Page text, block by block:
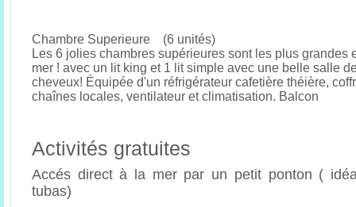
Chambre Superieure (6 unités)
Les 6 jolies chambres supérieures sont les plus grandes
mer ! avec un lit king et 1 lit simple avec une belle salle
cheveux! Équipée d'un réfrigérateur cafetière théière,
chaînes locales, ventilateur et climatisation. Balcon
Activités gratuites
Accés direct à la mer par un petit ponton (
tubas)